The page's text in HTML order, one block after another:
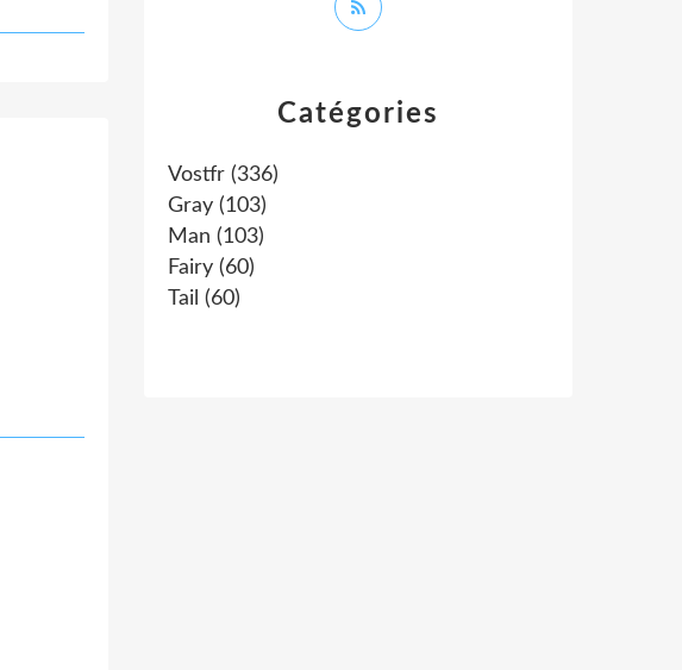
Catégories
Vostfr (336)
Gray (103)
Man (103)
Fairy (60)
Tail (60)